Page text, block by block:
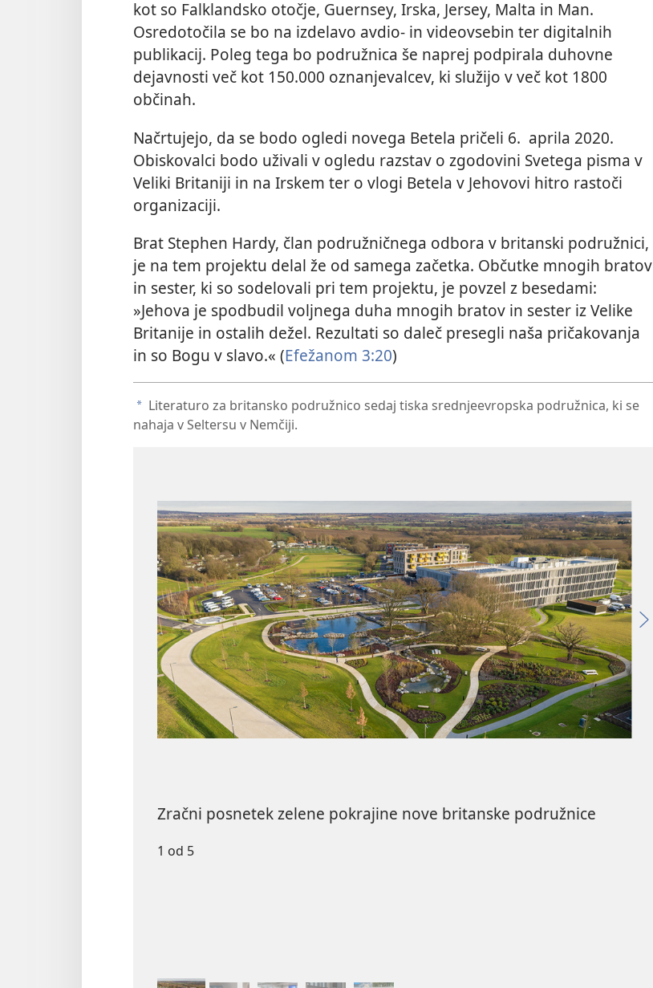
kot so Falklandsko otočje, Guernsey, Irska, Jersey, Malta in Man.
Osredotočila se bo na izdelavo avdio- in videovsebin ter digitalnih
publikacij. Poleg tega bo podružnica še naprej podpirala duhovne
dejavnosti več kot 150.000 oznanjevalcev, ki služijo v več kot 1800
občinah.
Načrtujejo, da se bodo ogledi novega Betela pričeli 6. aprila 2020.
Obiskovalci bodo uživali v ogledu razstav o zgodovini Svetega pisma v
Veliki Britaniji in na Irskem ter o vlogi Betela v Jehovovi hitro rastoči
organizaciji.
Brat Stephen Hardy, član podružničnega odbora v britanski podružnici,
je na tem projektu delal že od samega začetka. Občutke mnogih bratov
in sester, ki so sodelovali pri tem projektu, je povzel z besedami:
»Jehova je spodbudil voljnega duha mnogih bratov in sester iz Velike
Britanije in ostalih dežel. Rezultati so daleč presegli naša pričakovanja
in so Bogu v slavo.« (Efežanom 3:20)
a Literaturo za britansko podružnico sedaj tiska srednjeevropska podružnica, ki se
nahaja v Seltersu v Nemčiji.
Zračni posnetek zelene pokrajine nove britanske podružnice
1 od 5